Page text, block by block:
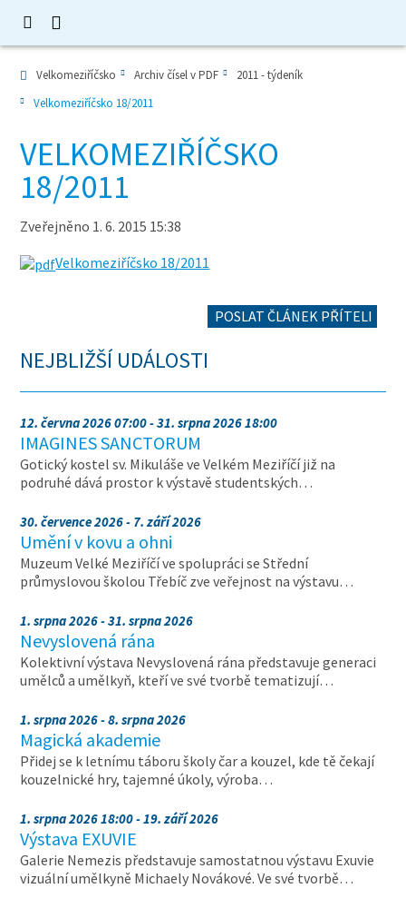
Velkomeziříčsko Archiv čísel v PDF
2011 - týdeník
Velkomeziříčsko 18/2011
VELKOMEZIŘÍČSKO
18/2011
Zveřejněno 1. 6. 2015 15:38
Velkomeziříčsko 18/2011
POSLAT ČLÁNEK PŘÍTELI
NEJBLIŽŠÍ UDÁLOSTI
12. června 2026 07:00 - 31. srpna 2026 18:00
IMAGINES SANCTORUM
Gotický kostel sv. Mikuláše ve Velkém Meziříčí již na
podruhé dává prostor k výstavě studentských…
30. července 2026 - 7. září 2026
Umění v kovu a ohni
Muzeum Velké Meziříčí ve spolupráci se Střední
průmyslovou školou Třebíč zve veřejnost na výstavu…
1. srpna 2026 - 31. srpna 2026
Nevyslovená rána
Kolektivní výstava Nevyslovená rána představuje generaci
umělců a umělkyň, kteří ve své tvorbě tematizují…
1. srpna 2026 - 8. srpna 2026
Magická akademie
Přidej se k letnímu táboru školy čar a kouzel, kde tě čekají
kouzelnické hry, tajemné úkoly, výroba…
1. srpna 2026 18:00 - 19. září 2026
Výstava EXUVIE
Galerie Nemezis představuje samostatnou výstavu Exuvie
vizuální umělkyně Michaely Novákové. Ve své tvorbě…